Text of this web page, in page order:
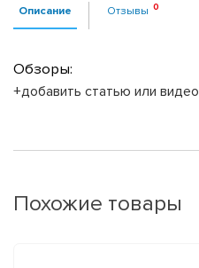
Описание Отзывы
Обзоры:
+добавить статью или видео
Похожие товары